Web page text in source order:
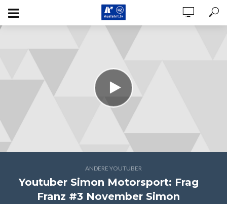
ANDERE YOUTUBER
Youtuber Simon Motorsport: Frag
Franz #3 November Simon